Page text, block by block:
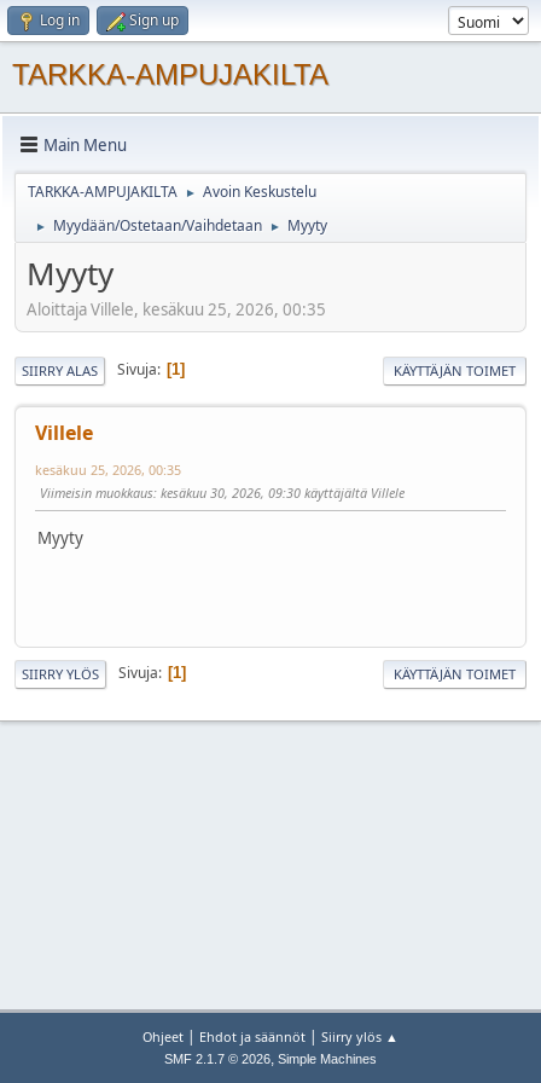
Log in Sign up
TARKKA-AMPUJAKILTA
Main Menu
TARKKA-AMPUJAKILTA ► Avoin Keskustelu
► Myydään/Ostetaan/Vaihdetaan ► Myyty
Myyty
Aloittaja Villele, kesäkuu 25, 2026, 00:35
SIIRRY ALAS Sivuja 1 KÄYTTÄJÄN TOIMET
Villele
kesäkuu 25, 2026, 00:35
Viimeisin muokkaus: kesäkuu 30, 2026, 09:30 käyttäjältä Villele
Myyty
SIIRRY YLÖS Sivuja 1 KÄYTTÄJÄN TOIMET
Ohjeet | Ehdot ja säännöt | Siirry ylös ▲
SMF 2.1.7 © 2026, Simple Machines